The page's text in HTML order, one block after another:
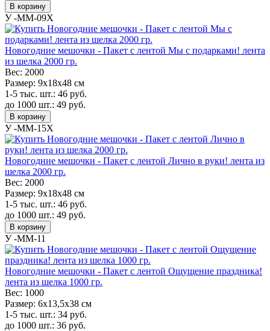
В корзину
У -MM-09X
Новогодние мешочки - Пакет с лентой Мы с подарками! лента
из шелка 2000 гр.
Вес: 2000
Размер: 9х18х48 см
1-5 тыс. шт.: 46 руб.
до 1000 шт.: 49 руб.
В корзину
У -MM-15X
Новогодние мешочки - Пакет с лентой Лично в руки! лента из
шелка 2000 гр.
Вес: 2000
Размер: 9х18х48 см
1-5 тыс. шт.: 46 руб.
до 1000 шт.: 49 руб.
В корзину
У -MM-11
Новогодние мешочки - Пакет с лентой Ощущение праздника!
лента из шелка 1000 гр.
Вес: 1000
Размер: 6х13,5х38 см
1-5 тыс. шт.: 34 руб.
до 1000 шт.: 36 руб.